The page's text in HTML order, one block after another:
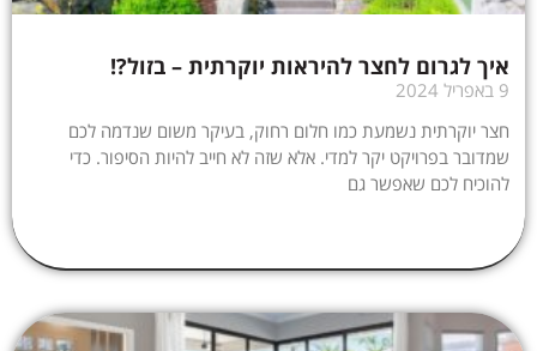
איך לגרום לחצר להיראות יוקרתית – בזול?!
9 באפריל 2024
חצר יוקרתית נשמעת כמו חלום רחוק, בעיקר משום שנדמה לכם
שמדובר בפרויקט יקר למדי. אלא שזה לא חייב להיות הסיפור. כדי
להוכיח לכם שאפשר גם